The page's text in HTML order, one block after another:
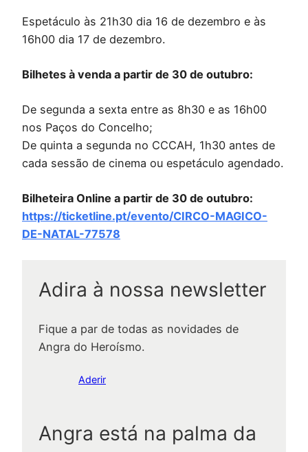
Espetáculo às 21h30 dia 16 de dezembro e às
16h00 dia 17 de dezembro.
Bilhetes à venda a partir de 30 de outubro:
De segunda a sexta entre as 8h30 e as 16h00
nos Paços do Concelho;
De quinta a segunda no CCCAH, 1h30 antes de
cada sessão de cinema ou espetáculo agendado.
Bilheteira Online a partir de 30 de outubro:
https://ticketline.pt/evento/CIRCO-MAGICO-
DE-NATAL-77578
Adira à nossa newsletter
Fique a par de todas as novidades de
Angra do Heroísmo.
Aderir
Angra está na palma da